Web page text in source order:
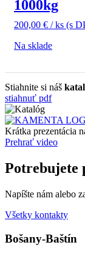
1000kg
200,00 € / ks (s
Na sklade
Stiahnite si náš
stiahnuť pdf
Krátka prezentácia
Prehrať video
Potrebujete
Napíšte nám alebo
Všetky kontakty
Bošany-Baštín